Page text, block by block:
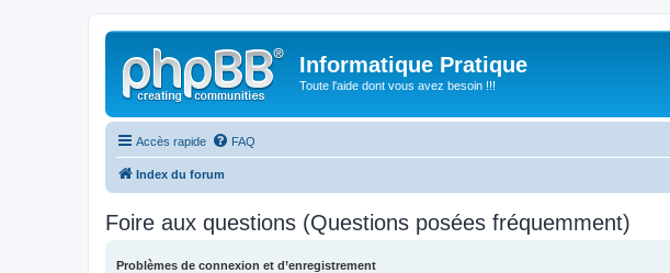
Informatique Pratique
Toute l'aide dont vous avez besoin !!!
Accès rapide FAQ
Index du forum
Foire aux questions (Questions posées fréquemment)
Problèmes de connexion et d’enregistrement